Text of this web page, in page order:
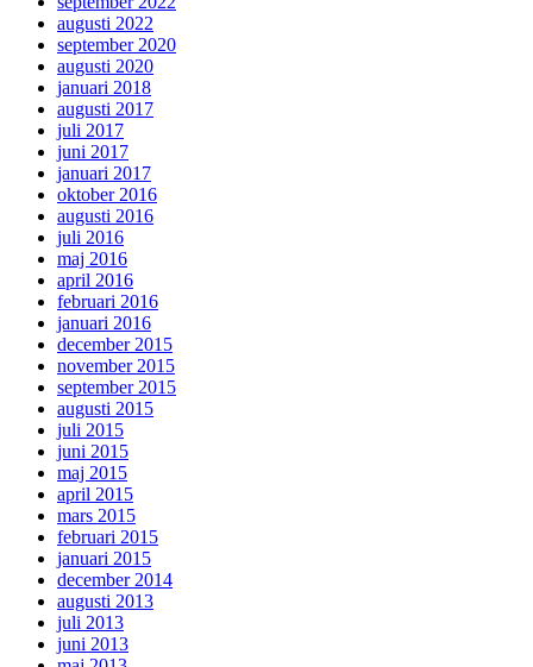
augusti 2022
september 2020
augusti 2020
januari 2018
augusti 2017
juli 2017
juni 2017
januari 2017
oktober 2016
augusti 2016
juli 2016
maj 2016
april 2016
februari 2016
januari 2016
december 2015
november 2015
september 2015
augusti 2015
juli 2015
juni 2015
maj 2015
april 2015
mars 2015
februari 2015
januari 2015
december 2014
augusti 2013
juli 2013
juni 2013